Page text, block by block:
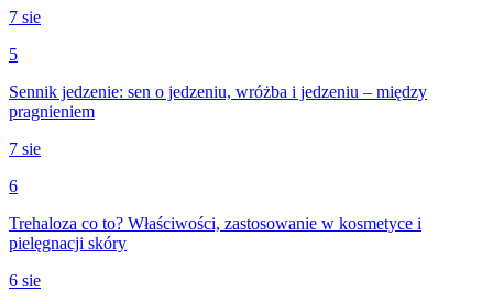
7 sie
5
Sennik jedzenie: sen o jedzeniu, wróżba i jedzeniu – między
pragnieniem
7 sie
6
Trehaloza co to? Właściwości, zastosowanie w kosmetyce i
pielęgnacji skóry
6 sie